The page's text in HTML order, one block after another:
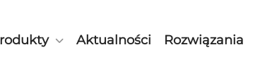
Aktualności
Rozwiązania